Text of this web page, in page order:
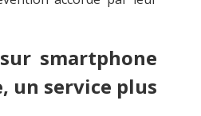
smartphone
un service plus